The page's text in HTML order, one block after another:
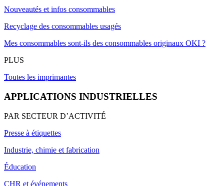
Nouveautés et infos consommables
Recyclage des consommables usagés
Mes consommables sont-ils des consommables originaux OKI ?
PLUS
Toutes les imprimantes
APPLICATIONS INDUSTRIELLES
PAR SECTEUR D’ACTIVITÉ
Presse à étiquettes
Industrie, chimie et fabrication
Éducation
CHR et événements